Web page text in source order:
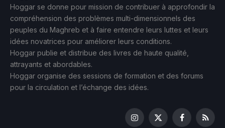
Hoggar se donne pour mission de contribuer à approfondir la
compréhension des problèmes multi-dimensionnels des
peuples du Maghreb et à faire entendre leurs luttes et leurs
idées novatrices pour améliorer leurs conditions.
Hoggar publie et distribue des livres de haute qualité,
attrayants et abordables.
Hoggar organise des sessions de formation et des forums
pour la circulation et l’échange des idées.
RSS
Facebook
X
Instagram